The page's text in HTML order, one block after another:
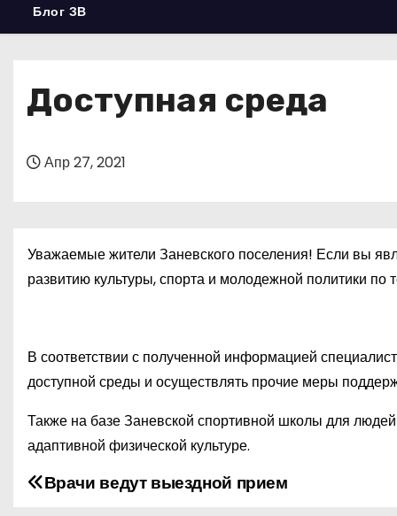
р
Блог ЗВ
Доступная среда
Апр 27, 2021
Уважаемые жители Заневского поселения! Если вы
развитию культуры, спорта и молодежной политики по
В соответствии с полученной информацией
доступной среды и осуществлять прочие меры
Также на базе Заневской спортивной школы для
адаптивной физической культуре.
НВрачи ведут выездной прием